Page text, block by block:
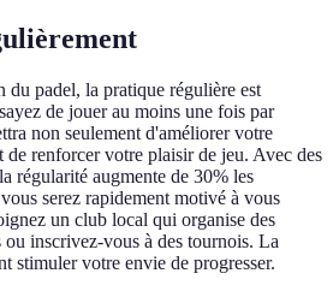
du padel, la pratique régulière est
de jouer au moins une fois par
non seulement d'améliorer votre
de renforcer votre plaisir de jeu. Avec des
régularité augmente de 30% les
serez rapidement motivé à vous
un club local qui organise des
ou inscrivez-vous à des tournois. La
stimuler votre envie de progresser.